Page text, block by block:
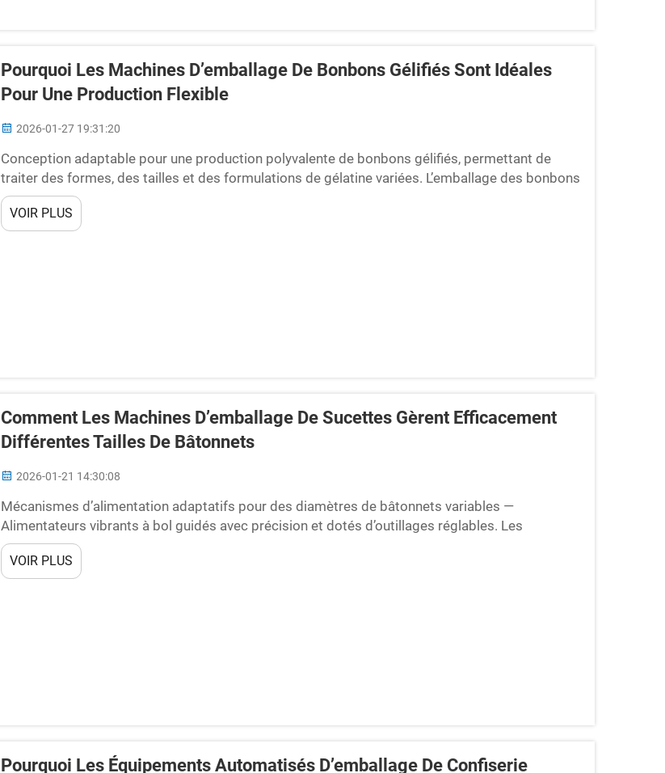
Pourquoi Les Machines D’emballage De Bonbons Gélifiés Sont Idéales
Pour Une Production Flexible
2026-01-27 19:31:20
Conception adaptable pour une production polyvalente de bonbons gélifiés, permettant de
traiter des formes, des tailles et des formulations de gélatine variées. L’emballage des bonbons
gélifiés n’est pas une tâche facile, car ils s’agglutinent fortement et présentent des formes
parfois très originales. Pensez à ces élégants modèles 3D dé...
VOIR PLUS
Comment Les Machines D’emballage De Sucettes Gèrent Efficacement
Différentes Tailles De Bâtonnets
2026-01-21 14:30:08
Mécanismes d’alimentation adaptatifs pour des diamètres de bâtonnets variables —
Alimentateurs vibrants à bol guidés avec précision et dotés d’outillages réglables. Les
systèmes modernes d’emballage de bonbons reposent sur des alimentateurs vibrants à bol
équipés d’outillages réglables, capables de traiter des bâtonnets dont le diamètre varie…
VOIR PLUS
Pourquoi Les Équipements Automatisés D’emballage De Confiserie